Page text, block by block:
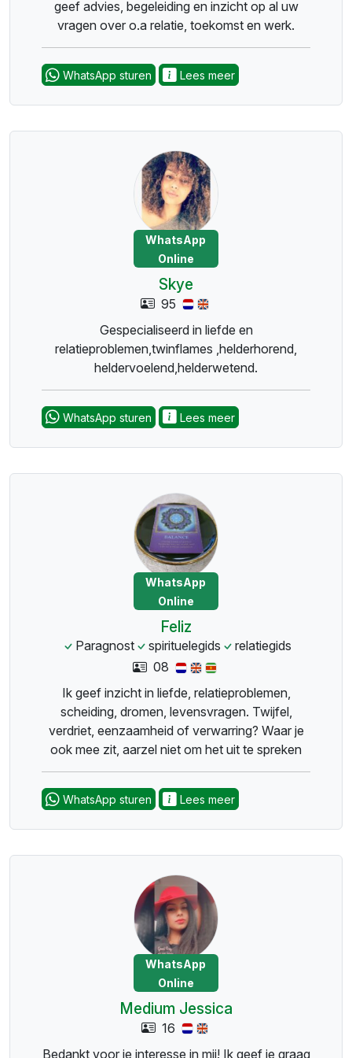
geef advies, begeleiding en inzicht op al uw
vragen over o.a relatie, toekomst en werk.
WhatsApp sturen Lees meer
WhatsApp
Online
Skye
95
Gespecialiseerd in liefde en
relatieproblemen,twinflames ,helderhorend,
heldervoelend,helderwetend.
WhatsApp sturen Lees meer
WhatsApp
Online
Feliz
Paragnost spirituelegids
relatiegids
08
Ik geef inzicht in liefde, relatieproblemen,
scheiding, dromen, levensvragen. Twijfel,
verdriet, eenzaamheid of verwarring? Waar je
ook mee zit, aarzel niet om het uit te spreken
WhatsApp sturen Lees meer
WhatsApp
Online
Medium Jessica
16
Bedankt voor je interesse in mij! Ik geef je graag